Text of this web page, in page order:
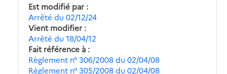
Est modifié par
Arrêté du 02/12/24
Vient modifier
Arrêté du 18/04/12
Fait référence à
Règlement n° 306/2008 du 02/04/08
Règlement n° 305/2008 du 02/04/08